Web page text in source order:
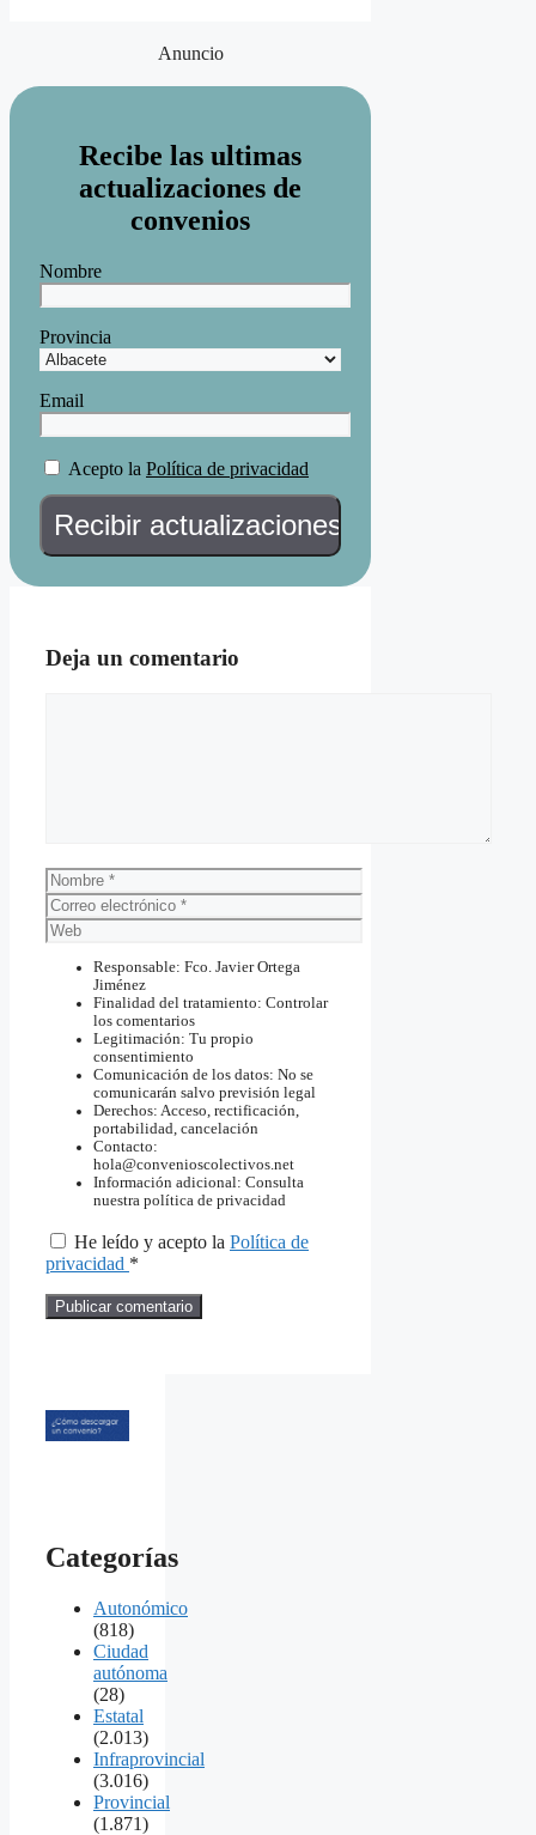
Anuncio
Recibe las ultimas
actualizaciones de
convenios
Nombre
Provincia
Email
Acepto la Política de privacidad
Deja un comentario
Nombre
Correo
electrónico
Web
Responsable: Fco. Javier Ortega
Jiménez
Finalidad del tratamiento: Controlar
los comentarios
Legitimación: Tu propio
consentimiento
Comunicación de los datos: No se
comunicarán salvo previsión legal
Derechos: Acceso, rectificación,
portabilidad, cancelación
Contacto:
hola@convenioscolectivos.net
Información adicional: Consulta
nuestra política de privacidad
He leído y acepto la Política de
privacidad *
Categorías
Autonómico
(818)
Ciudad
autónoma
(28)
Estatal
(2.013)
Infraprovincial
(3.016)
Provincial
(1.871)